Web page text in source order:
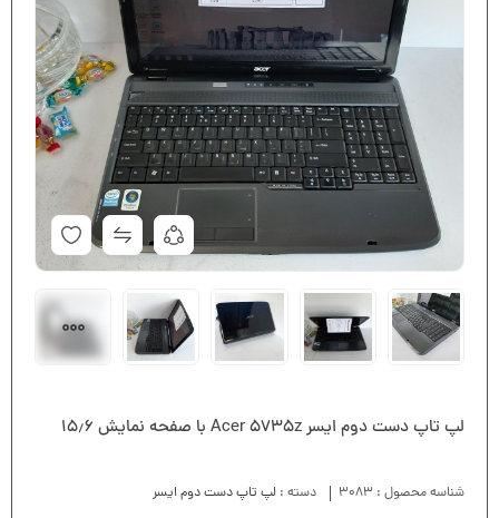
لپ تاپ دست دوم ایسر Acer 5735z با صفحه نمایش ۱۵٫۶
شناسه محصول : 3083 دسته : لپ تاپ دست دوم ایسر